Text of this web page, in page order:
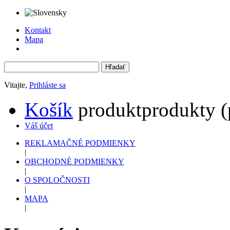
Kontakt
Mapa
Vitajte, Prihláste sa
Košík produktprodukty
Váš účet
REKLAMAČNÉ PODMIENKY
|
OBCHODNÉ PODMIENKY
|
O SPOLOČNOSTI
|
MAPA
|